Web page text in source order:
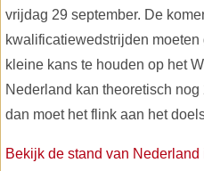
vrijdag 29 september. De
kwalificatiewedstrijden
kleine kans te houden op het
Nederland kan theoretisch
dan moet het flink aan het
Bekijk de stand van Nederland